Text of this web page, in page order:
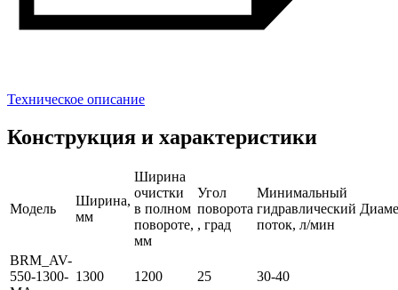
Техническое описание
Конструкция и характеристики
Модель
Ширина,
мм
Ширина
очистки
в полном
повороте,
мм
Угол
поворота
, град
Минимальный
гидравлический
поток, л/мин
BRM_AV-
550-1300- 1300 1200 25 30-40